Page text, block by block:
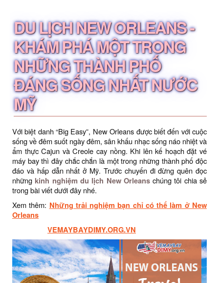
DU LỊCH NEW ORLEANS -
KHÁM PHÁ MỘT TRONG
NHỮNG THÀNH PHỐ
ĐÁNG SỐNG NHẤT NƯỚC
MỸ
Với biệt danh “Big Easy”, New Orleans được biết đến với cuộc
sống về đêm suốt ngày đêm, sân khấu nhạc sống náo nhiệt và
ẩm thực Cajun và Creole cay nồng. Khi lên kế hoạch đặt vé
máy bay thì đây chắc chắn là một trong những thành phố độc
đáo và hấp dẫn nhất ở Mỹ. Trước chuyến đi đừng quên đọc
những kinh nghiệm du lịch New Orleanschúng tôi chia sẻ
trong bài viết dưới đây nhé.
Xem thêm: Những trải nghiệm bạn chỉ có thể làm ở New
Orleans
VEMAYBAYDIMY.ORG.VN